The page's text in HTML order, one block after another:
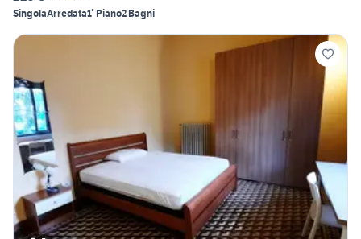
SingolaArredata1° Piano2 Bagni